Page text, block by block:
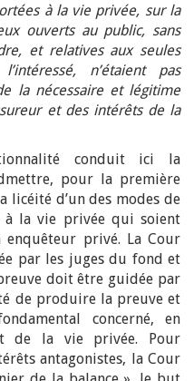
à la vie privée, sur la
ouverts au public, sans
et relatives aux seules
n’étaient pas
la nécessaire et légitime
et des intérêts de la
conduit ici la
pour la première
licéité d’un des modes de
à la vie privée qui soient
privé. La Cour
par les juges du fond et
doit être guidée par
de produire la preuve et
concerné, en
de la vie privée. Pour
antagonistes, la Cour